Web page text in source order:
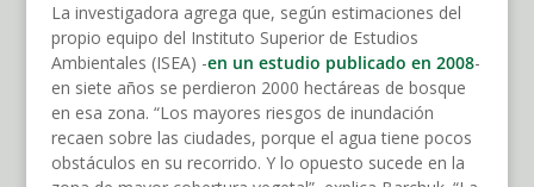
La investigadora agrega que, según estimaciones del
propio equipo del Instituto Superior de Estudios
Ambientales (ISEA) -en un estudio publicado en 2008-
en siete años se perdieron 2000 hectáreas de bosque
en esa zona. “Los mayores riesgos de inundación
recaen sobre las ciudades, porque el agua tiene pocos
obstáculos en su recorrido. Y lo opuesto sucede en la